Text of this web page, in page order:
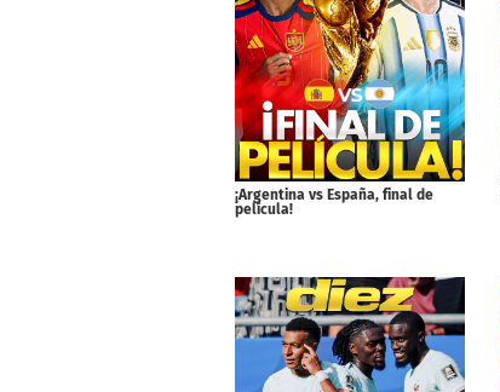
¡Argentina vs España, final de
película!